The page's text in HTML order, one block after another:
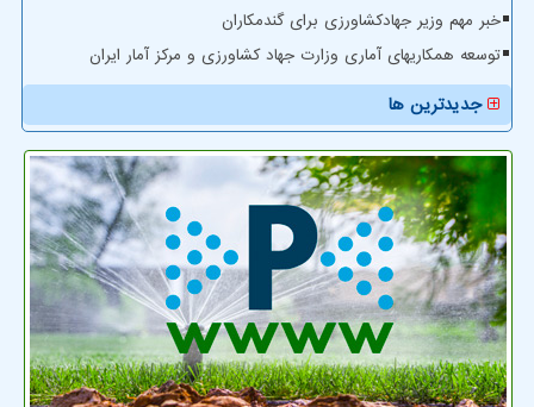
خبر مهم وزیر جهادکشاورزی برای گندمکاران
توسعه همکاریهای آماری وزارت جهاد کشاورزی و مرکز آمار ایران
جدیدترین ها